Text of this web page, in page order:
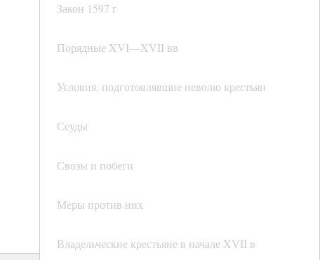
Закон 1597 г
Порядные XVI—XVII вв
Условия, подготовлявшие неволю крестьян
Ссуды
Свозы и побеги
Меры против них
Владельческие крестьяне в начале XVII в